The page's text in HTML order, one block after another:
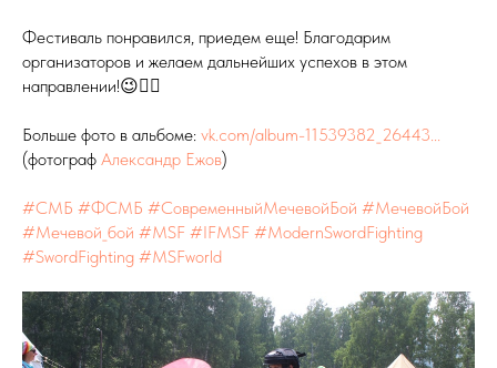
Фестиваль понравился, приедем еще! Благодарим
организаторов и желаем дальнейших успехов в этом
направлении!😉👍🏻
Больше фото в альбоме: vk.com/album-11539382_26443...
(фотограф Александр Ежов)
#СМБ #ФСМБ #СовременныйМечевойБой #МечевойБой
#Мечевой_бой #MSF #IFMSF #ModernSwordFighting
#SwordFighting #MSFworld